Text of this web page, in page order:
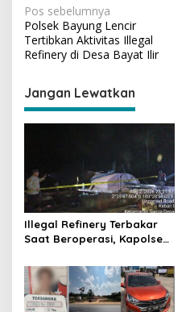
N
a
v
i
g
a
i
p
o
s
Pos sebelumnya
Polsek Bayung Lencir
Tertibkan Aktivitas Illegal
Refinery di Desa Bayat Ilir
Jangan Lewatkan
Illegal Refinery Terbakar
Saat Beroperasi, Kapolsek
Penindakan dan
Pencegahan Terus
Dilakukan